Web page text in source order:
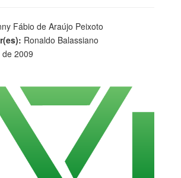
Fábio de Araújo Peixoto
Ronaldo Balassiano
de 2009